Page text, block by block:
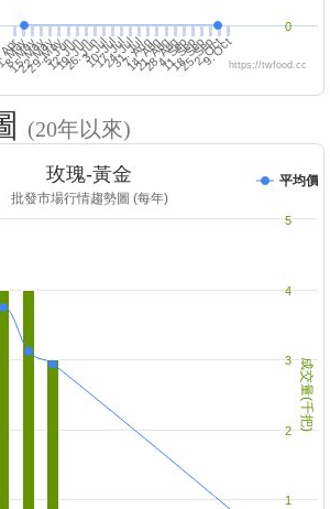
May
8. May
15. May
22. May
29. May
5. Jun
12. Jun
19. Jun
26. Jun
3. Jul
10. Jul
17. Jul
24. Jul
31. Jul
7. Aug
14. Aug
21. Aug
28. Aug
4. Sep
11. Sep
18. Sep
25. Sep
2. Oct
9. Oct
0
https://twfood.cc
(20年以來)
成交量(千把)
玫瑰-黃金
批發市場行情趨勢圖 (每年)
平均價
1
2
3
4
5